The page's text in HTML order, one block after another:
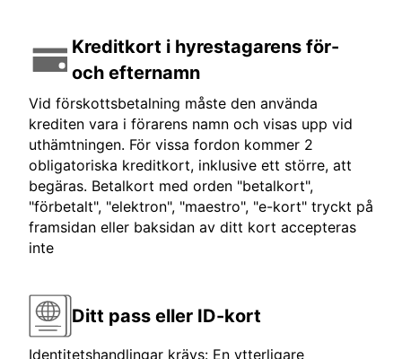
Kreditkort i hyrestagarens för-
och efternamn
Vid förskottsbetalning måste den använda
krediten vara i förarens namn och visas upp vid
uthämtningen. För vissa fordon kommer 2
obligatoriska kreditkort, inklusive ett större, att
begäras. Betalkort med orden "betalkort",
"förbetalt", "elektron", "maestro", "e-kort" tryckt på
framsidan eller baksidan av ditt kort accepteras
inte
Ditt pass eller ID-kort
Identitetshandlingar krävs: En ytterligare